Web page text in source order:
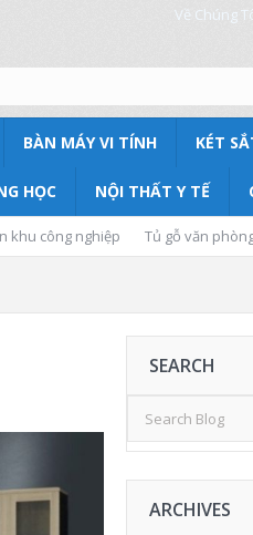
Về Chúng
BÀN MÁY VI TÍNH KÉT
HỌC NỘI THẤT Y TẾ
khu công nghiệp Tủ gỗ văn
SEARCH
ARCHIVES